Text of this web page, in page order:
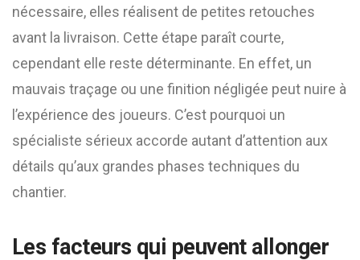
nécessaire, elles réalisent de petites retouches
avant la livraison. Cette étape paraît courte,
cependant elle reste déterminante. En effet, un
mauvais traçage ou une finition négligée peut nuire à
l’expérience des joueurs. C’est pourquoi un
spécialiste sérieux accorde autant d’attention aux
détails qu’aux grandes phases techniques du
chantier.
Les facteurs qui peuvent allonger